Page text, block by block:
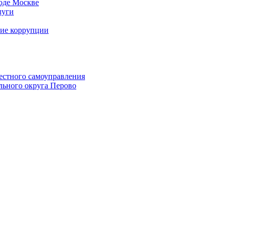
Москве
коррупции
самоуправления
округа Перово